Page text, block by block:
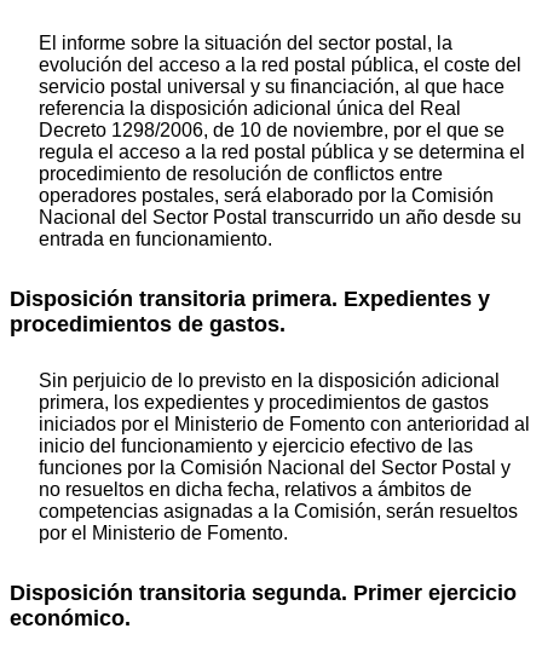
El informe sobre la situación del sector postal, la
evolución del acceso a la red postal pública, el coste del
servicio postal universal y su financiación, al que hace
referencia la disposición adicional única del Real
Decreto 1298/2006, de 10 de noviembre, por el que se
regula el acceso a la red postal pública y se determina el
procedimiento de resolución de conflictos entre
operadores postales, será elaborado por la Comisión
Nacional del Sector Postal transcurrido un año desde su
entrada en funcionamiento.
Disposición transitoria primera. Expedientes y
procedimientos de gastos.
Sin perjuicio de lo previsto en la disposición adicional
primera, los expedientes y procedimientos de gastos
iniciados por el Ministerio de Fomento con anterioridad al
inicio del funcionamiento y ejercicio efectivo de las
funciones por la Comisión Nacional del Sector Postal y
no resueltos en dicha fecha, relativos a ámbitos de
competencias asignadas a la Comisión, serán resueltos
por el Ministerio de Fomento.
Disposición transitoria segunda. Primer ejercicio
económico.